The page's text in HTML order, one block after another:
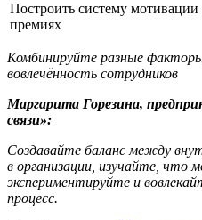
Построить систему мотивации
премиях
Комбинируйте разные
вовлечённость сотрудников
Маргарита Горезина,
связи»:
Создавайте баланс между
в организации, изучайте, что
экспериментируйте и
процесс.